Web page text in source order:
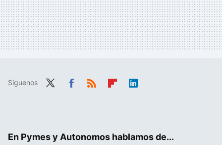
Síguenos
En Pymes y Autonomos hablamos de...